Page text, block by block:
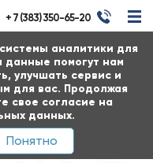
аналитики для
данные помогут нам
улучшать сервис и
для вас. Продолжая
свое согласие на
данных.
Понятно
+ 7 (383) 350-65-20